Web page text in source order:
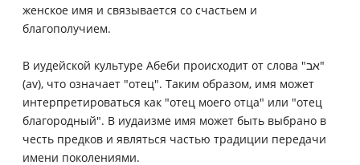
женское имя и связывается со счастьем и
благополучием.
В иудейской культуре Абеби происходит от слова "אב"
(av), что означает "отец". Таким образом, имя может
интерпретироваться как "отец моего отца" или "отец
благородный". В иудаизме имя может быть выбрано в
честь предков и являться частью традиции передачи
имени поколениями.